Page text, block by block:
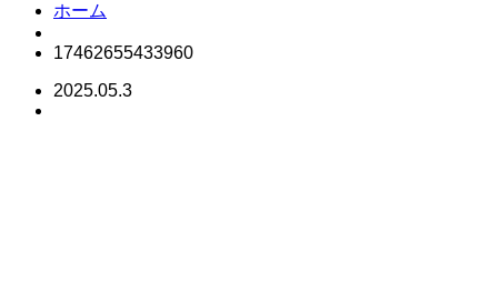
ホーム
17462655433960
2025.05.3